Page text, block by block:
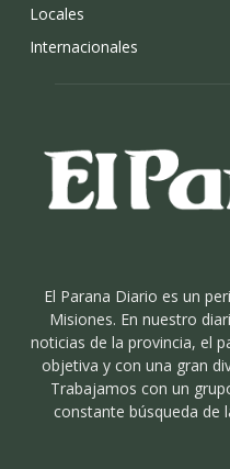
Locales
Internacionales
El Parana Diario es un
Misiones. En nuestro
noticias de la provincia, el
objetiva y con una gran
Trabajamos con un
constante búsqueda de